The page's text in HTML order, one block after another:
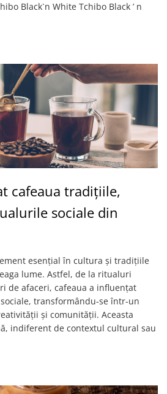
Black`n White Tchibo Black ’ n
cafeaua tradițiile,
sociale din
esențial în cultura și tradițiile
lume. Astfel, de la ritualuri
de afaceri, cafeaua a influențat
transformându-se într-un
și comunității. Aceasta
indiferent de contextul cultural sau